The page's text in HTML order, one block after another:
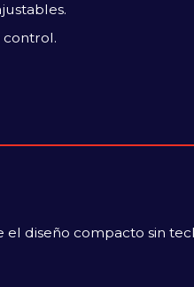
control.
diseño compacto sin